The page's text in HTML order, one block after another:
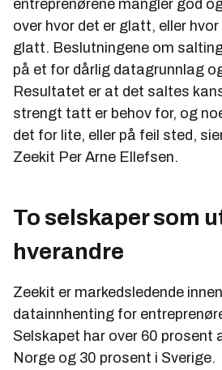
entreprenørene mangler god
over hvor det er glatt, eller
glatt. Beslutningene om
på et for dårlig datagrunnlag
Resultatet er at det saltes
strengt tatt er behov for, og
det for lite, eller på feil sted,
Zeekit Per Arne Ellefsen.
To selskaper som
hverandre
Zeekit er markedsledende
datainnhenting for
Selskapet har over 60 prosent
Norge og 30 prosent i Sverige.